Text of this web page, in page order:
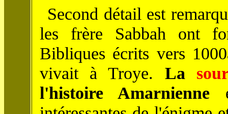
Second détail est
les frère Sabbah ont
Bibliques écrits vers
vivait à Troye. La
l'histoire Amarnienne